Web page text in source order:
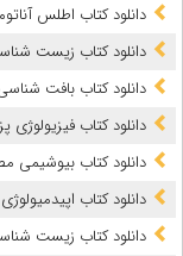
دانلود کتاب اطلس آناتومی
دانلود کتاب زیست
دانلود کتاب بافت شناسی
دانلود کتاب فیزیولوژی
دانلود کتاب بیوشیمی مصور
دانلود کتاب اپیدمیولوژی
دانلود کتاب زیست